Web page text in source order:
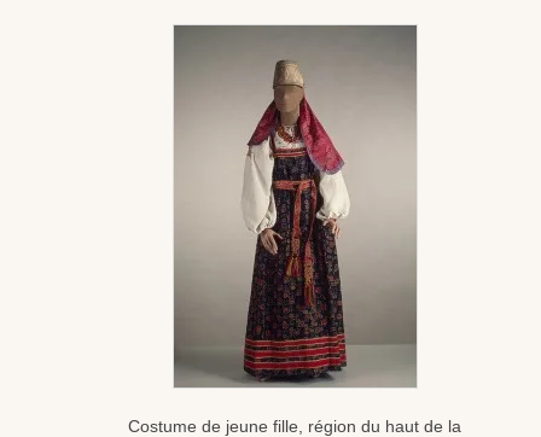
Costume de jeune fille, région du haut de la